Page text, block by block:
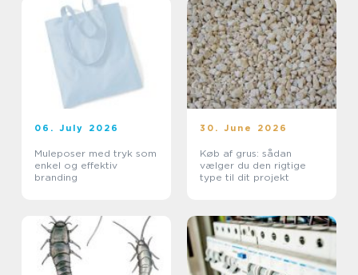
06. July 2026
Muleposer med tryk som
enkel og effektiv
branding
30. June 2026
Køb af grus: sådan
vælger du den rigtige
type til dit projekt